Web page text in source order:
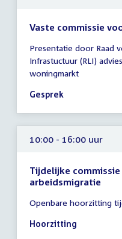
Vaste commissie
vergadering
10:00
-
11:00
Presentatie door Raad
Infrastuctuur (RLI)
woningmarkt
Gesprek
10:00 - 16:00 uur
Tijdelijke
arbeidsmigratie
vergadering
10:00
Openbare hoorzitting
Hoorzitting